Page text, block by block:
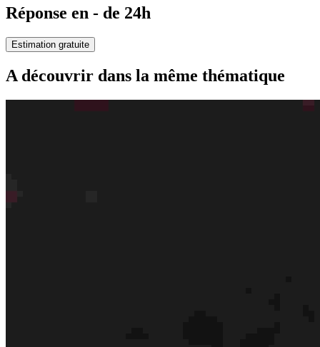
Réponse en - de 24h
Estimation gratuite
A découvrir dans la même thématique